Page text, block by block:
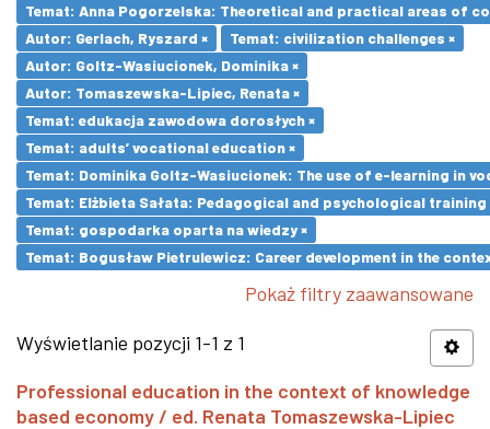
Temat: Anna Pogorzelska: Theoretical and practical areas of
Autor: Gerlach, Ryszard ×
Temat: civilization challenges ×
Autor: Goltz-Wasiucionek, Dominika ×
Autor: Tomaszewska-Lipiec, Renata ×
Temat: edukacja zawodowa dorosłych ×
Temat: adults’ vocational education ×
Temat: Dominika Goltz-Wasiucionek: The use of e-learning in
Temat: Elżbieta Sałata: Pedagogical and psychological
Temat: gospodarka oparta na wiedzy ×
Temat: Bogusław Pietrulewicz: Career development in the
Pokaż filtry zaawansowane
Wyświetlanie pozycji 1-1 z 1
Professional education in the context of knowledge
based economy / ed. Renata Tomaszewska-Lipiec